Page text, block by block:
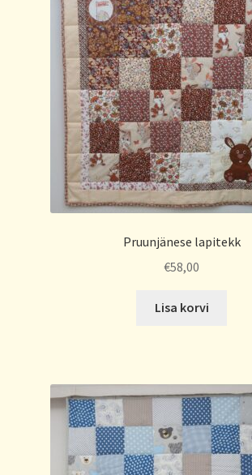
Pruunjänese lapitekk
€58,00
Lisa korvi